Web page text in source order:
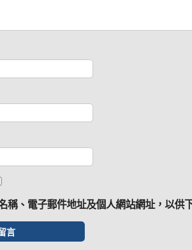
稱、電子郵件地址及個人網站網址，以供